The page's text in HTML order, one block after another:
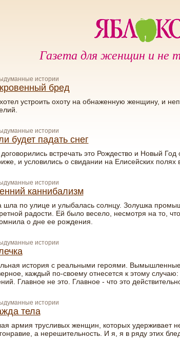
Газета для женщин и не
истории
бред
устроить охоту на обнаженную женщину, и
истории
будет падать снег
встречать это Рождество и Новый
и условились о свидании на Елисейских полях
истории
каннибализм
шла по улице и улыбалась солнцу. Золушка
радости. Ей было весело, несмотря на то,
о дне ее рождения.
истории
история с реальными героями.
каждый по-своему отнесется к этому случаю:
Главное не это. Главное - что это
истории
тела
армия трусливых женщин, которых удерживает
а нерешительность. И я, я в ряду этих